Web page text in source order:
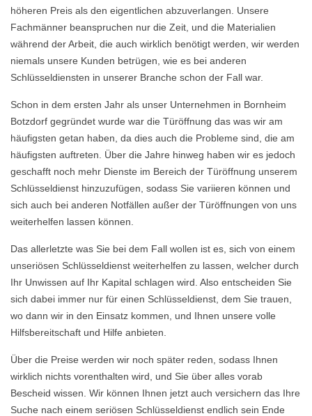
höheren Preis als den eigentlichen abzuverlangen. Unsere
Fachmänner beanspruchen nur die Zeit, und die Materialien
während der Arbeit, die auch wirklich benötigt werden, wir werden
niemals unsere Kunden betrügen, wie es bei anderen
Schlüsseldiensten in unserer Branche schon der Fall war.
Schon in dem ersten Jahr als unser Unternehmen in Bornheim
Botzdorf gegründet wurde war die Türöffnung das was wir am
häufigsten getan haben, da dies auch die Probleme sind, die am
häufigsten auftreten. Über die Jahre hinweg haben wir es jedoch
geschafft noch mehr Dienste im Bereich der Türöffnung unserem
Schlüsseldienst hinzuzufügen, sodass Sie variieren können und
sich auch bei anderen Notfällen außer der Türöffnungen von uns
weiterhelfen lassen können.
Das allerletzte was Sie bei dem Fall wollen ist es, sich von einem
unseriösen Schlüsseldienst weiterhelfen zu lassen, welcher durch
Ihr Unwissen auf Ihr Kapital schlagen wird. Also entscheiden Sie
sich dabei immer nur für einen Schlüsseldienst, dem Sie trauen,
wo dann wir in den Einsatz kommen, und Ihnen unsere volle
Hilfsbereitschaft und Hilfe anbieten.
Über die Preise werden wir noch später reden, sodass Ihnen
wirklich nichts vorenthalten wird, und Sie über alles vorab
Bescheid wissen. Wir können Ihnen jetzt auch versichern das Ihre
Suche nach einem seriösen Schlüsseldienst endlich sein Ende